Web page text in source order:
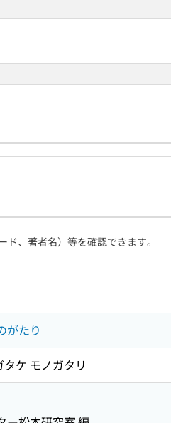
、著者名）等を確認できます。
がたり
ケ モノガタリ